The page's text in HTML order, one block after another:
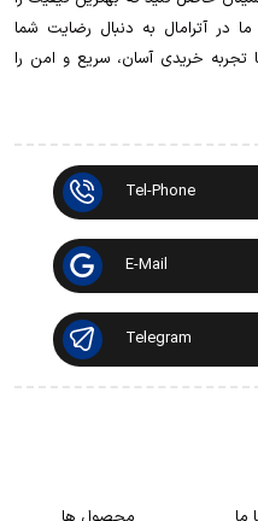
در آترامال به دنبال رضایت شما
خریدی آسان، سریع و امن را
Tel-Phone
E-Mail
Telegram